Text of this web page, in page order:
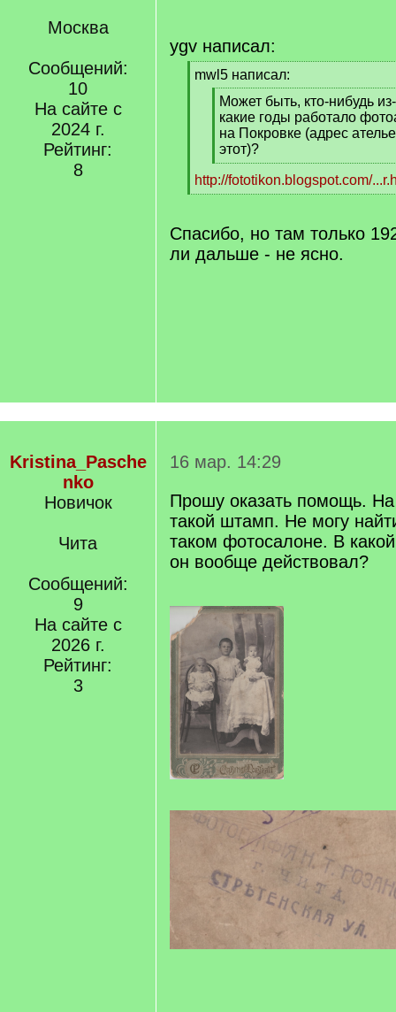
Москва
Сообщений:
10
На сайте с
2024 г.
Рейтинг:
8
ygv написал:
[mwl5 написал:
[
q
]
Может быть, кто-нибудь
какие годы работало
на Покровке (адрес
этот)?
[
/
q
http://fototikon.blogspot.com/
[
q
]
Спасибо, но там только
ли дальше - не ясно.
Kristina_Pasche
nko
Новичок
Чита
Сообщений:
9
На сайте с
2026 г.
Рейтинг:
3
16 мар. 14:29
Прошу оказать помощь.
такой штамп. Не могу
таком фотосалоне. В
он вообще действовал?